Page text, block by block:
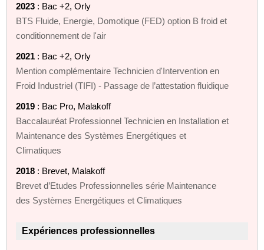
2023 : Bac +2, Orly
BTS Fluide, Energie, Domotique (FED) option B froid et
conditionnement de l'air
2021 : Bac +2, Orly
Mention complémentaire Technicien d'Intervention en
Froid Industriel (TIFI) - Passage de l’attestation fluidique
2019 : Bac Pro, Malakoff
Baccalauréat Professionnel Technicien en Installation et
Maintenance des Systèmes Energétiques et
Climatiques
2018 : Brevet, Malakoff
Brevet d’Etudes Professionnelles série Maintenance
des Systèmes Energétiques et Climatiques
Expériences professionnelles